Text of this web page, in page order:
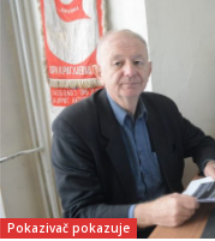
Pokazivač pokazuje